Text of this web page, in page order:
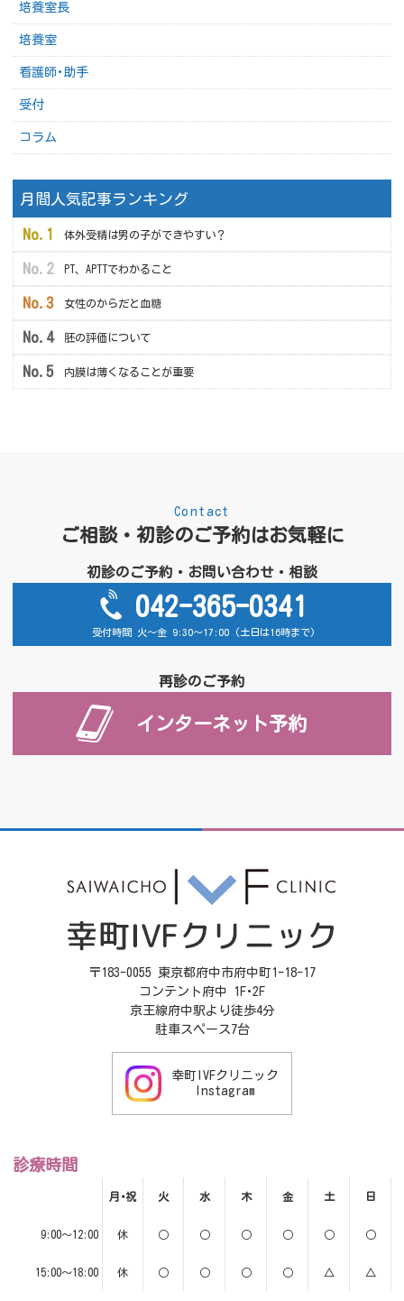
培養室長
培養室
看護師･助手
受付
コラム
月間人気記事ランキング
体外受精は男の子ができやすい？
PT、APTTでわかること
女性のからだと血糖
胚の評価について
内膜は薄くなることが重要
ご相談・初診のご予約はお気軽に
Contact
初診のご予約・お問い合わせ・相談
042-365-0341
受付時間 火～金 9:30～17:00 (土日は16時まで)
再診のご予約
インターネット予約
〒183-0055 東京都府中市府中町1-18-17
コンテント府中 1F･2F
京王線府中駅より徒歩4分
駐車スペース7台
幸町IVFクリニック
Instagram
診療時間
月･祝 火 水 木 金 土 日
9:00～12:00 休 ○ ○ ○ ○ ○ ○
15:00～18:00 休 ○ ○ ○ ○ △ △